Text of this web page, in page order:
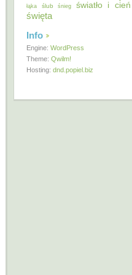
łąka ślub śnieg światło i cień
święta
Info
Engine: WordPress
Theme: Qwilm!
Hosting: dnd.popiel.biz